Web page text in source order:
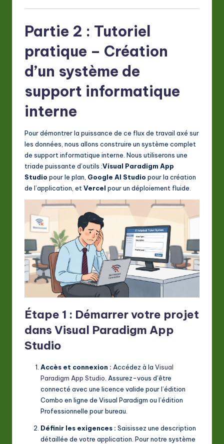
Partie 2 : Tutoriel
pratique – Création
d’un système de
support informatique
interne
Pour démontrer la puissance de ce flux de travail axé sur
les données, nous allons construire un système complet
de support informatique interne. Nous utiliserons une
triade puissante d’outils :Visual Paradigm App
Studio pour le plan, Google AI Studio pour la création
de l’application, etVercel pour un déploiement fluide.
Étape 1 : Démarrer votre projet
dans Visual Paradigm App
Studio
Accès et connexion : Accédez à la Visual
Paradigm App Studio . Assurez-vous d’être
connecté avec une licence valide pour l’édition
Combo en ligne de Visual Paradigm ou l’édition
Professionnelle pour bureau.
Définir les exigences : Saisissez une description
détaillée de votre application. Pour notre système